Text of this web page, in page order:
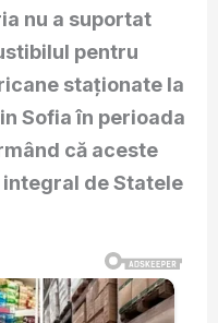
nu a suportat
pentru
staționate la
Sofia în perioada
că aceste
de Statele